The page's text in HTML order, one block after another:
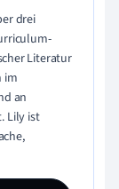
drei
Literatur
im
an
Lily ist